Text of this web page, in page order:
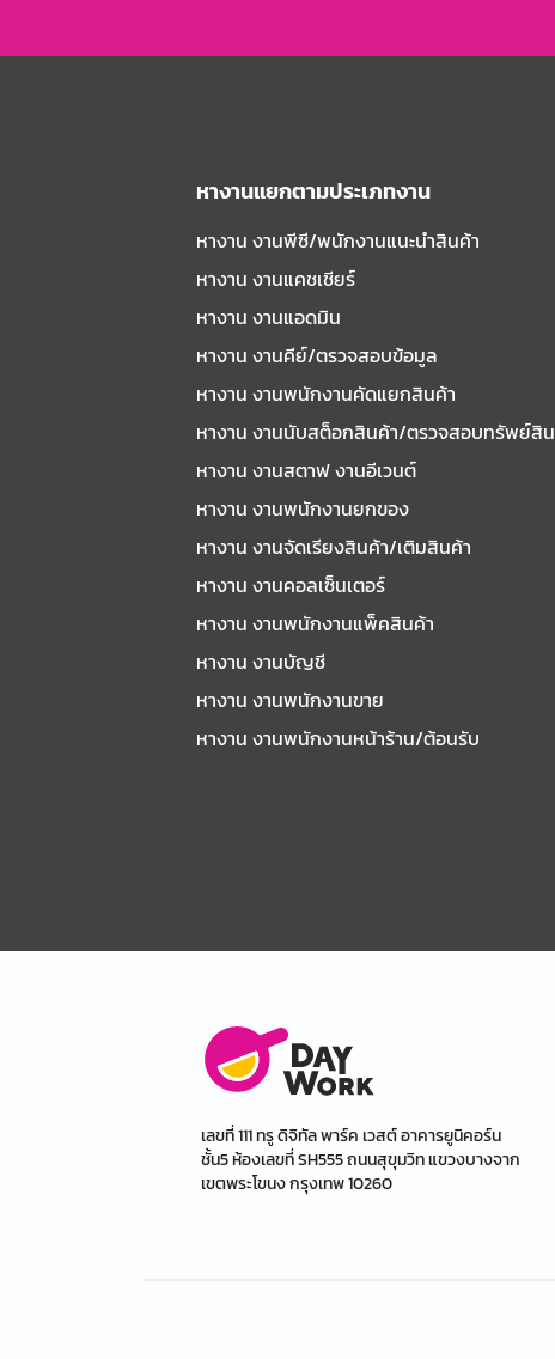
หางานแยกตามประเภทงาน
หางาน งานพีซี/พนักงานแนะนําสินค้า
หางาน งานแคชเชียร์
หางาน งานแอดมิน
หางาน งานคีย์/ตรวจสอบข้อมูล
หางาน งานพนักงานคัดแยกสินค้า
หางาน งานนับสต็อกสินค้า/ตรวจสอบทรัพย์สิน
หางาน งานสตาฟ งานอีเวนต์
หางาน งานพนักงานยกของ
หางาน งานจัดเรียงสินค้า/เติมสินค้า
หางาน งานคอลเซ็นเตอร์
หางาน งานพนักงานแพ็คสินค้า
หางาน งานบัญชี
หางาน งานพนักงานขาย
หางาน งานพนักงานหน้าร้าน/ต้อนรับ
เลขที่ 111 ทรู ดิจิทัล พาร์ค เวสต์ อาคารยูนิคอร์น
ชั้น5 ห้องเลขที่ SH555 ถนนสุขุมวิท แขวงบางจาก
เขตพระโขนง กรุงเทพ 10260